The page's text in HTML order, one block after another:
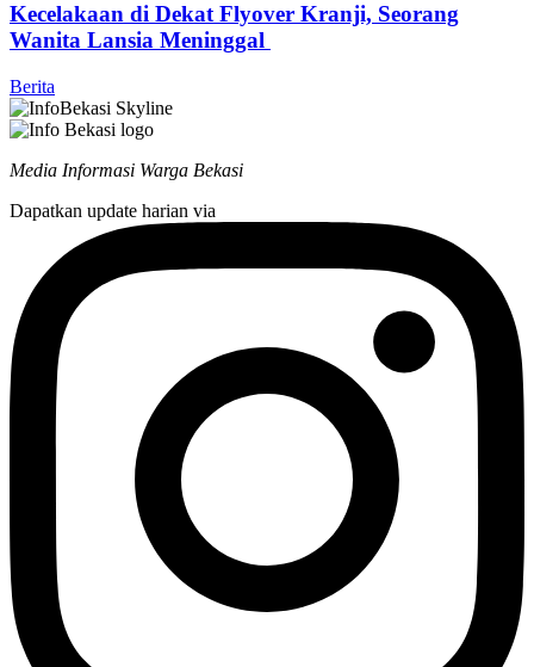
Kecelakaan di Dekat Flyover Kranji, Seorang
Wanita Lansia Meninggal
Berita
Media Informasi Warga Bekasi
Dapatkan update harian via